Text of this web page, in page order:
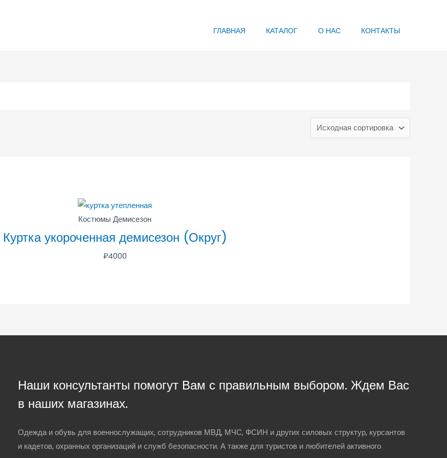
ГЛАВНАЯ КАТАЛОГ О НАС КОНТАКТЫ
Костюмы Демисезон
Куртка укороченная демисезон (Округ)
₽4000
Наши консультанты помогут Вам с правильным выбором. Ждем Вас
в наших магазинах.
Одежда и обувь для военнослужащих, сотрудников МВД, МЧС, ФСИН и других силовых структур, курсантов
и кадетов, охранных организаций и служб безопасности. А также для туристов и любителей активного